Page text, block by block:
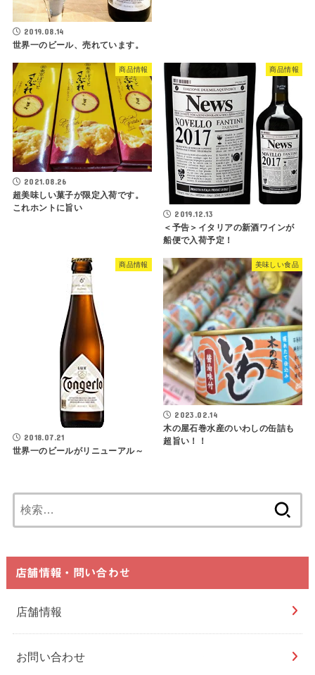
2019.08.14
世界一のビール、売れています。
商品情報
2021.08.26
超美味しい菓子が限定入荷です。
これホントに旨い
商品情報
2019.12.13
＜予告＞イタリアの新酒ワインが
船便で入荷予定！
商品情報
2018.07.21
世界一のビールがリニューアル～
美味しい食品
2023.02.14
木の屋石巻水産のいわしの缶詰も
超旨い！！
索:
店舗情報・問い合わせ
店舗情報
お問い合わせ